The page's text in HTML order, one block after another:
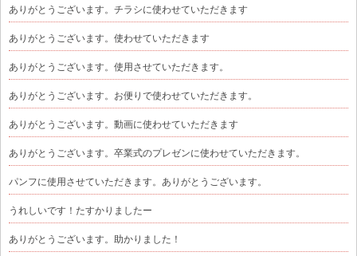
ありがとうございます。チラシに使わせていただきます
ありがとうございます。使わせていただきます
ありがとうございます。使用させていただきます。
ありがとうございます。お便りで使わせていただきます。
ありがとうございます。動画に使わせていただきます
ありがとうございます。卒業式のプレゼンに使わせていただきます。
パンフに使用させていただきます。ありがとうございます。
うれしいです！たすかりましたー
ありがとうございます。助かりました！